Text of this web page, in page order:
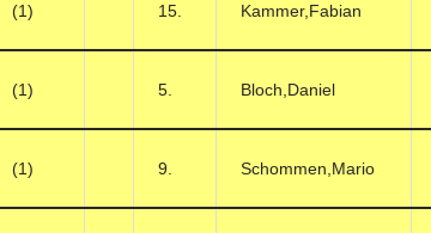
(1) 15. Kammer,Fabian
(1) 5. Bloch,Daniel
(1) 9. Schommen,Mario